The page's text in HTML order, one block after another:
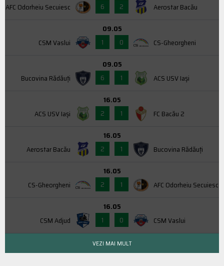
AFC Odorheiu Secuiesc
6
2 Aerostar Bacău
CSM Vaslui
09.05
1
0 CS-Gheorgheni
Bucovina Rădăuți
09.05
6
1 ACS USV Iaşi
ACS USV Iaşi
16.05
2
1 FC Bacău 2
Aerostar Bacău
16.05
2
1 Bucovina Rădăuți
CS-Gheorgheni
16.05
2
1 AFC Odorheiu Secuiesc
CSM Adjud
16.05
1
0 CSM Vaslui
VEZI MAI MULT